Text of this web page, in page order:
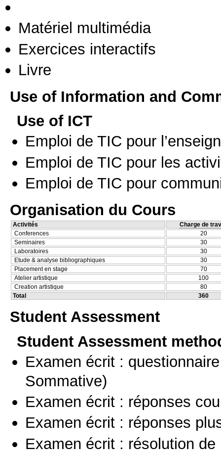
Matériel multimédia
Exercices interactifs
Livre
Use of Information and
Use of ICT
Emploi de TIC pour
Emploi de TIC pour les
Emploi de TIC pour
Organisation du Cours
Activités
Charge de
Conferences
20
Seminaires
30
Laboratoires
30
Etude & analyse bibliographiques
30
Placement en stage
70
Atelier artistique
100
Creation artistique
80
Total
360
Student Assessment
Student Assessment
Examen écrit :
Sommative)
Examen écrit : réponses
Examen écrit : réponses
Examen écrit : résolution de